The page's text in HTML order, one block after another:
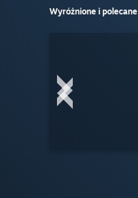
Wyróżnione i polecane